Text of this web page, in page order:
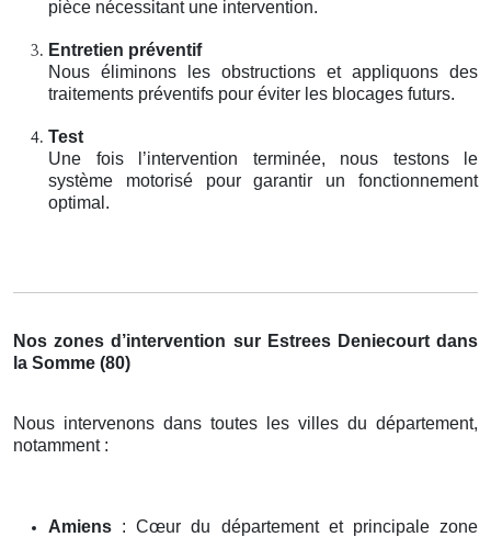
pièce nécessitant une intervention.
Entretien préventif
Nous éliminons les obstructions et appliquons des
traitements préventifs pour éviter les blocages futurs.
Test
Une fois l’intervention terminée, nous testons le
système motorisé pour garantir un fonctionnement
optimal.
Nos zones d’intervention sur Estrees Deniecourt dans
la Somme (80)
Nous intervenons dans toutes les villes du département,
notamment :
Amiens : Cœur du département et principale zone